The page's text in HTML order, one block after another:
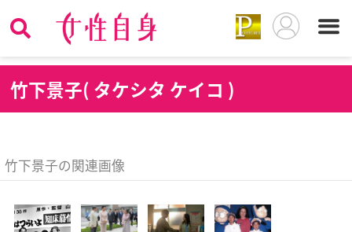
竹下景子( タケシタ ケイコ )
竹下景子の関連画像